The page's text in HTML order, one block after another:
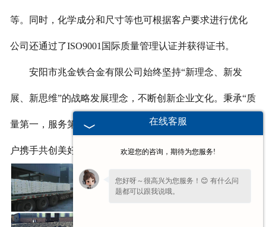
等。同时，化学成分和尺寸等也可根据客户要求进行优化
公司还通过了ISO9001国际质量管理认证并获得证书。
安阳市兆金铁合金有限公司始终坚持“新理念、新发
展、新思维”的战略发展理念，不断创新企业文化。秉承“质
量第一，服务第一”的经营模式,我们将与各界朋友、新老客
户携手共创美好明天。
在线客服
欢迎您的咨询，期待为您服务!
您好呀～很高兴为您服务！😊 有什么问
题都可以跟我说哦。